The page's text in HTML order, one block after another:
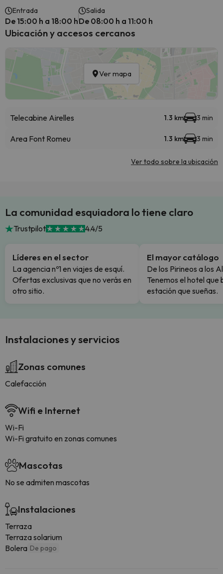
Entrada
De 15:00 h a 18:00 h
Salida
De 08:00 h a 11:00 h
Ubicación y accesos cercanos
Ver mapa
Telecabine Airelles 1.3 km 3 min
Area Font Romeu 1.3 km 3 min
Ver todo sobre la ubicación
La comunidad esquiadora lo tiene claro
Trustpilot 4.4/5
Líderes en el sector
La agencia nº1 en viajes de esquí.
Ofertas exclusivas que no verás en
otro sitio.
El mayor catálogo
De los Pirineos a los
Tenemos el hotel que
estación que sueñas.
Instalaciones y servicios
Zonas comunes
Calefacción
Wifi e Internet
Wi-Fi
Wi-Fi gratuito en zonas comunes
Mascotas
No se admiten mascotas
Instalaciones
Terraza
Terraza solarium
Bolera De pago